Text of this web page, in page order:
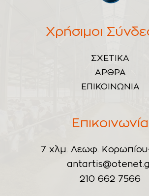
Χρήσιμοι
ΣΧΕΤΙΚΑ
ΑΡΘΡΑ
ΕΠΙΚΟΙΝΩΝΙΑ
Επικοινωνία
7 χλμ. Λεωφ.
210 662 7566